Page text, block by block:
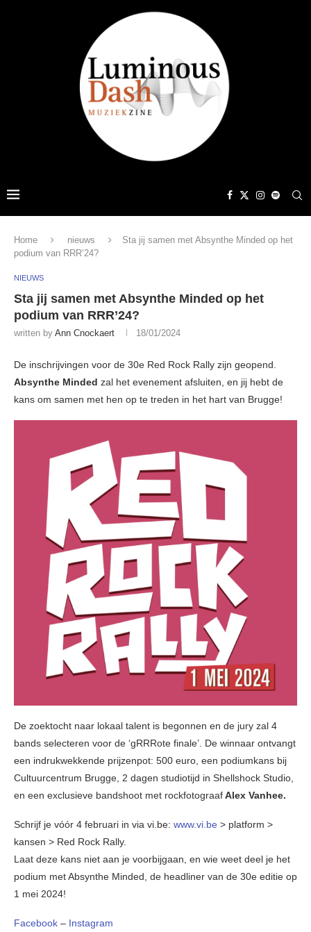
Home nieuws
Sta jij samen met Absynthe Minded op het
podium van RRR’24?
NIEUWS
Sta jij samen met Absynthe Minded op het
podium van RRR’24?
written by Ann Cnockaert 18/01/2024
De inschrijvingen voor de 30e Red Rock Rally zijn geopend.
Absynthe Minded zal het evenement afsluiten, en jij hebt de
kans om samen met hen op te treden in het hart van Brugge!
De zoektocht naar lokaal talent is begonnen en de jury zal 4
bands selecteren voor de ‘gRRRote finale’. De winnaar ontvangt
een indrukwekkende prijzenpot: 500 euro, een podiumkans bij
Cultuurcentrum Brugge, 2 dagen studiotijd in Shellshock Studio,
en een exclusieve bandshoot met rockfotograafAlex Vanhee.
Schrijf je vóór 4 februari in via vi.be: www.vi.be > platform >
kansen > Red Rock Rally.
Laat deze kans niet aan je voorbijgaan, en wie weet deel je het
podium met Absynthe Minded, de headliner van de 30e editie op
1 mei 2024!
Facebook – Instagram